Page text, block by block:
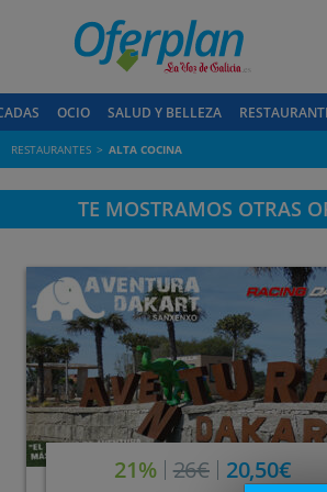
OCIO SALUD Y BELLEZA
RESTAURANTES ALTA COCINA
TE MOSTRAMOS OTRAS
21% 26€ 20,50€